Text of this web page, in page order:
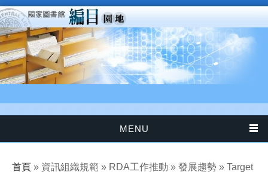
移至主內容
MENU
您在這裡
首頁 » 資訊組織規範 » RDA工作推動 » 發展趨勢 » Target